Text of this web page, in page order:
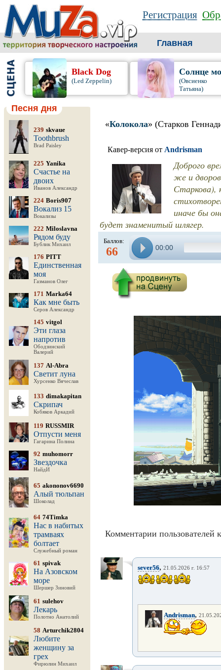
Регистрация
Главная
Black Dog
(Led Zeppelin)
Солнце
(Овсиенко
Татьяна)
Песня дня
239 skvaue
Toothbrush
Brad Paisley
225 Yanika
Счастье на
двоих
Иванов Александр
224 Boris907
Вокализ 15
Вокализы
222 Miloslavna
Рядом буду
Бублик Михаил
176 PITT
Единственная
моя
Газманов Олег
171 Marka64
Как мне быть
Серов Александр
145 vitgol
Эти глаза
напротив
Ободзинский
Валерий
137 Al-Abra
Светит луна
Хурсенко Вячеслав
133 dimakapitan
Скрипач
Кобяков Аркадий
119 RUSSMIR
Отпусти меня
Гагарина Полина
92 muhomorr
Звездочка
НайдИ
65 akononov6690
Алый тюльпан
Шоколад
64 74Timka
Нас в набитых
трамваях
болтает
Служебный роман
61 spivak
На Азовском
море
Шершер Зиновий
61 sulehov
Лекарь
Полотно Анатолий
58 Arturchik2804
Любите
женщину за
грех
Фирюлин Михаил
«Колокола» (Старков
Кавер-версия от Andrisman
Доброго
же и
Старкова),
иначе бы
будет знаменитый шлягер.
Баллов:
66 00:00
Комментарии пользователей
sever56, 21.05.2026 г. 16:57
Andrisman,